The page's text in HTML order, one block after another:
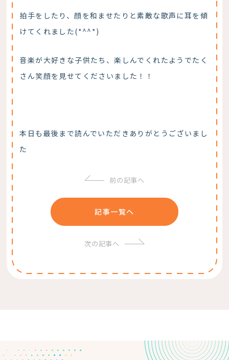
拍手をしたり、顔を和ませたりと素敵な歌声に耳を傾
けてくれました(*^^*)
音楽が大好きな子供たち、楽しんでくれたようでたく
さん笑顔を見せてくださいました！！
本日も最後まで読んでいただきありがとうございまし
た
前の記事へ
記事一覧へ
次の記事へ